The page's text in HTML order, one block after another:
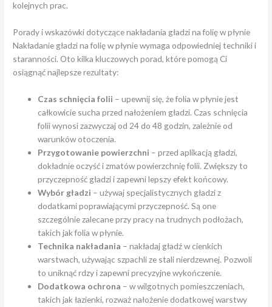
kolejnych prac.
Porady i wskazówki dotyczące nakładania gładzi na folię w płynie
Nakładanie gładzi na folię w płynie wymaga odpowiedniej techniki i
staranności. Oto kilka kluczowych porad, które pomogą Ci
osiągnąć najlepsze rezultaty:
Czas schnięcia folii – upewnij się, że folia w płynie jest
całkowicie sucha przed nałożeniem gładzi. Czas schnięcia
folii wynosi zazwyczaj od 24 do 48 godzin, zależnie od
warunków otoczenia.
Przygotowanie powierzchni – przed aplikacją gładzi,
dokładnie oczyść i zmatów powierzchnię folii. Zwiększy to
przyczepność gładzi i zapewni lepszy efekt końcowy.
Wybór gładzi – używaj specjalistycznych gładzi z
dodatkami poprawiającymi przyczepność. Są one
szczególnie zalecane przy pracy na trudnych podłożach,
takich jak folia w płynie.
Technika nakładania – nakładaj gładź w cienkich
warstwach, używając szpachli ze stali nierdzewnej. Pozwoli
to uniknąć rdzy i zapewni precyzyjne wykończenie.
Dodatkowa ochrona – w wilgotnych pomieszczeniach,
takich jak łazienki, rozważ nałożenie dodatkowej warstwy